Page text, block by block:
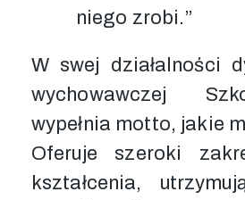
niego zrobi.”
W swej działalności
wychowawczej
wypełnia motto, jakie
Oferuje szeroki
kształcenia,